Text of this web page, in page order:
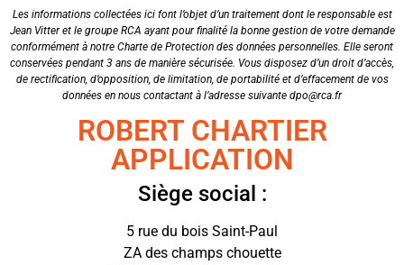
Les informations collectées ici font l’objet d’un traitement dont le responsable est
Jean Vitter et le groupe RCA ayant pour finalité la bonne gestion de votre demande
conformément à notre Charte de Protection des données personnelles. Elle seront
conservées pendant 3 ans de manière sécurisée. Vous disposez d’un droit d’accès,
de rectification, d’opposition, de limitation, de portabilité et d’effacement de vos
données en nous contactant à l’adresse suivante dpo@rca.fr
ROBERT CHARTIER
APPLICATION
Siège social :
5 rue du bois Saint-Paul
ZA des champs chouette